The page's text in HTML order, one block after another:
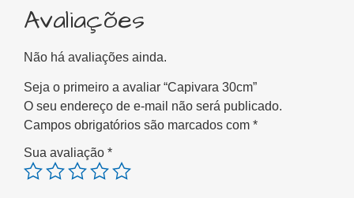
Avaliações
Não há avaliações ainda.
Seja o primeiro a avaliar “Capivara 30cm”
O seu endereço de e-mail não será publicado.
Campos obrigatórios são marcados com *
Sua avaliação *